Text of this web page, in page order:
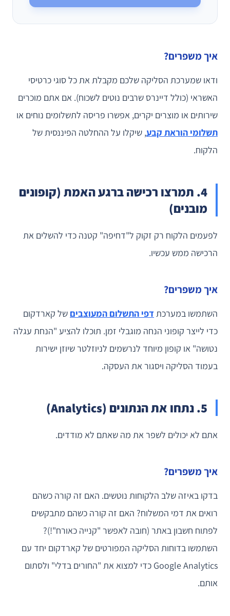
איך משפרים?
ודאו שמערכת הסליקה שלכם מקבלת את כל סוגי כרטיסי
האשראי (כולל דיינרס שרבים נוטים לשכוח). אם אתם מוכרים
שירותים או מוצרים יקרים, אפשרו פריסה לתשלומים נוחים או
תשלומי הוראת קבע, שיקלו על ההחלטה הפיננסית של
הלקוח.
4. תמרצו רכישה ברגע האמת (קופונים
מובנים)
לפעמים הלקוח רק זקוק ל"דחיפה" קטנה כדי להשלים את
הרכישה ממש עכשיו.
איך משפרים?
השתמשו במערכת דפי התשלום המעוצבים של קארדקום
כדי לייצר קופוני הנחה מוגבלי זמן. תוכלו להציע "הנחת עגלה
נטושה" או קופון מיוחד לנרשמים לניוזלטר שיוזן ישירות
בעמוד הסליקה ויסגור את העסקה.
5. נתחו את הנתונים (Analytics)
אתם לא יכולים לשפר את מה שאתם לא מודדים.
איך משפרים?
בדקו באיזה שלב הלקוחות נוטשים. האם זה קורה כשהם
רואים את דמי המשלוח? האם זה קורה כשהם מתבקשים
לפתוח חשבון באתר (חובה לאפשר "קנייה כאורח"!)?
השתמשו בדוחות הסליקה המפורטים של קארדקום יחד עם
Google Analytics כדי למצוא את "החורים בדלי" ולסתום
אותם.